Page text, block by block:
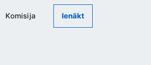
Komisija Ienākt